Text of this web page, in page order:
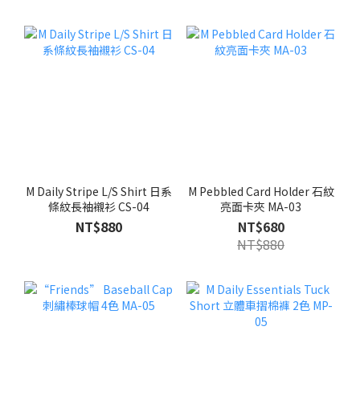
M Daily Stripe L/S Shirt 日系
條紋長袖襯衫 CS-04
NT$880
M Pebbled Card Holder 石紋
亮面卡夾 MA-03
NT$680
NT$880